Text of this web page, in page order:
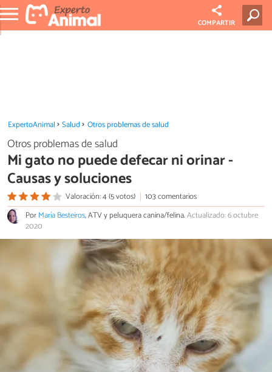
COMPARTIR
ExpertoAnimal Salud Otros problemas de salud
Otros problemas de salud
Mi gato no puede defecar ni orinar -
Causas y soluciones
Valoración: 4 (5 votos)
103 comentarios
PorMaría Besteiros, ATV y peluquera canina/felina.Actualizado: 6 octubre
2020